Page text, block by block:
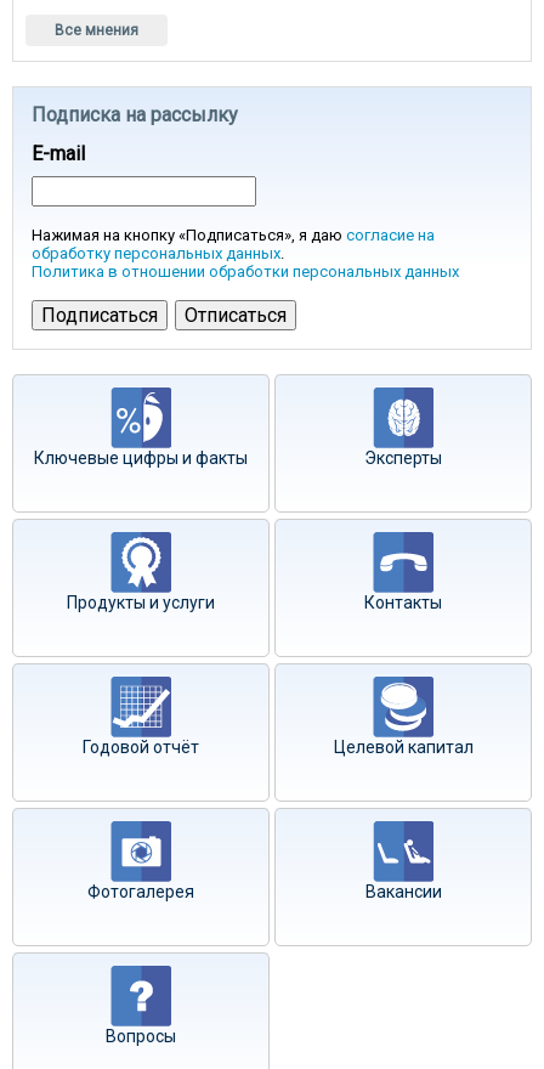
Все мнения
Подписка на рассылку
E-mail
Нажимая на кнопку «Подписаться», я даю согласие на
обработку персональных данных.
Политика в отношении обработки персональных данных
Ключевые цифры и факты Эксперты
Продукты и услуги Контакты
Годовой отчёт Целевой капитал
Фотогалерея Вакансии
Вопросы